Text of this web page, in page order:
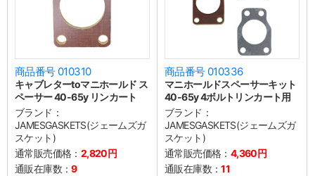
商品番号 010310
キャブレターtoマニホールド ス
ペーサー 40-65y リンカート
ブランド：
JAMESGASKETS(ジェームズガ
スケット)
通常販売価格： 2,820円
通販在庫数：9
商品番号 010336
マニホールドスペーサーキット
40-65y 4ボルトリンカート用
ブランド：
JAMESGASKETS(ジェームズガ
スケット)
通常販売価格： 4,360円
通販在庫数：11